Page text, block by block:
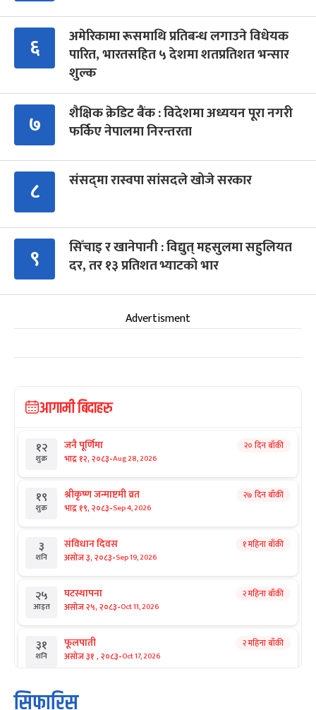
६
अमेरिकामा रूसमाथि प्रतिबन्ध लगाउने विधेयक
पारित, भारतसहित ५ देशमा शतप्रतिशत भन्सार
शुल्क
७
शैक्षिक क्रेडिट बैंक : विदेशमा अध्ययन पूरा नगरी
फर्किए नेपालमा निरन्तरता
८ संसद्‍मा रास्वपा सांसदले खोजे सरकार
९
सिँचाइ र खानेपानी : विद्युत् महसुलमा सहुलियत
दर, तर १३ प्रतिशत भ्याटको भार
Advertisment
आगामी बिदाहरु
१२
शुक्र
जनै पूर्णिमा
भाद्र १२, २०८३-Aug 28, 2026
२० दिन बाँकी
१९
शुक्र
श्रीकृष्ण जन्माष्टमी व्रत
भाद्र १९, २०८३-Sep 4, 2026
२७ दिन बाँकी
३
शनि
संविधान दिवस
असोज ३, २०८३-Sep 19, 2026
१ महिना बाँकी
२५
आइत
घटस्थापना
असोज २५, २०८३-Oct 11, 2026
२ महिना बाँकी
३१
शनि
फूलपाती
असोज ३१ , २०८३-Oct 17, 2026
२ महिना बाँकी
१
आइत
कार्तिक सङ्क्रान्ति
कार्तिक १, २०८३
सिफारिस